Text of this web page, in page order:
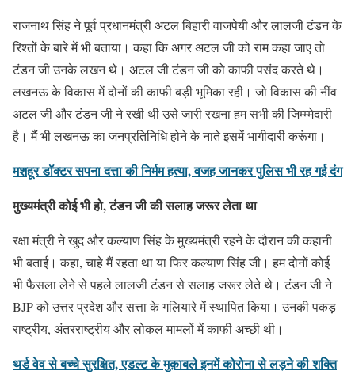
राजनाथ सिंह ने पूर्व प्रधानमंत्री अटल बिहारी वाजपेयी और लालजी टंडन के
रिश्तों के बारे में भी बताया। कहा कि अगर अटल जी को राम कहा जाए तो
टंडन जी उनके लखन थे। अटल जी टंडन जी को काफी पसंद करते थे।
लखनऊ के विकास में दोनों की काफी बड़ी भूमिका रही। जो विकास की नींव
अटल जी और टंडन जी ने रखी थी उसे जारी रखना हम सभी की जिम्म्मेदारी
है। मैं भी लखनऊ का जनप्रतिनिधि होने के नाते इसमें भागीदारी करूंगा।
मशहूर डॉक्टर सपना दत्ता की निर्मम हत्या, वजह जानकर पुलिस भी रह गई दंग
मुख्यमंत्री कोई भी हो,टंडन जी की सलाह जरूर लेता था
रक्षा मंत्री ने खुद और कल्याण सिंह के मुख्यमंत्री रहने के दौरान की कहानी
भी बताई। कहा, चाहे मैं रहता था या फिर कल्याण सिंह जी। हम दोनों कोई
भी फैसला लेने से पहले लालजी टंडन से सलाह जरूर लेते थे। टंडन जी ने
BJP को उत्तर प्रदेश और सत्ता के गलियारे में स्थापित किया। उनकी पकड़
राष्ट्रीय, अंतरराष्ट्रीय और लोकल मामलों में काफी अच्छी थी।
थर्ड वेव से बच्चे सुरक्षित, एडल्ट के मुक़ाबले इनमें कोरोना से लड़ने की शक्ति